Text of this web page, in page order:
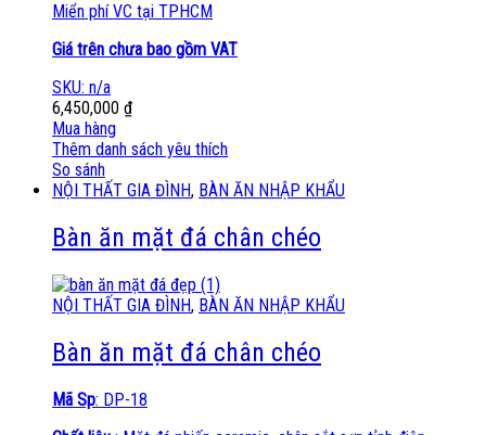
Miển phí VC tại TPHCM
Giá trên chưa bao gồm VAT
SKU: n/a
6,450,000 ₫
Mua hàng
Thêm danh sách yêu thích
So sánh
NỘI THẤT GIA ĐÌNH, BÀN ĂN NHẬP KHẨU
Bàn ăn mặt đá chân chéo
NỘI THẤT GIA ĐÌNH, BÀN ĂN NHẬP KHẨU
Bàn ăn mặt đá chân chéo
Mã Sp: DP-18